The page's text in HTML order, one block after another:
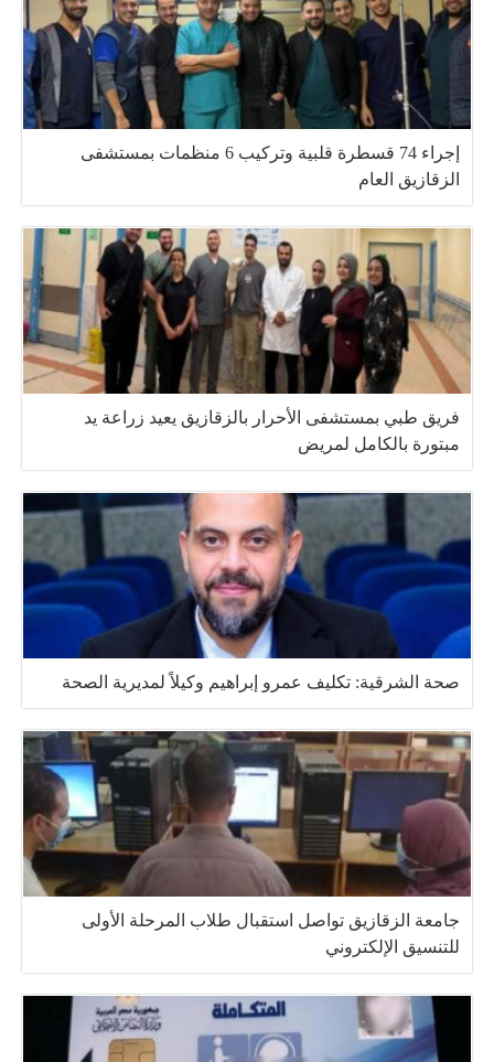
إجراء 74 قسطرة قلبية وتركيب 6 منظمات بمستشفى
الزقازيق العام
فريق طبي بمستشفى الأحرار بالزقازيق يعيد زراعة يد
مبتورة بالكامل لمريض
صحة الشرقية: تكليف عمرو إبراهيم وكيلاً لمديرية الصحة
جامعة الزقازيق تواصل استقبال طلاب المرحلة الأولى
للتنسيق الإلكتروني